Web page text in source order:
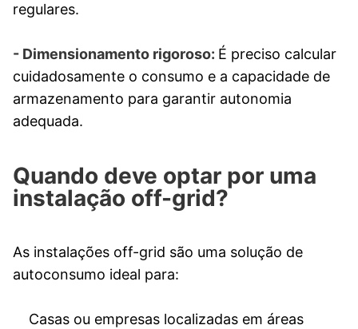
regulares.
- Dimensionamento rigoroso: É preciso calcular
cuidadosamente o consumo e a capacidade de
armazenamento para garantir autonomia
adequada.
Quando deve optar por uma
instalação off-grid?
As instalações off-grid são uma solução de
autoconsumo ideal para:
Casas ou empresas localizadas em áreas